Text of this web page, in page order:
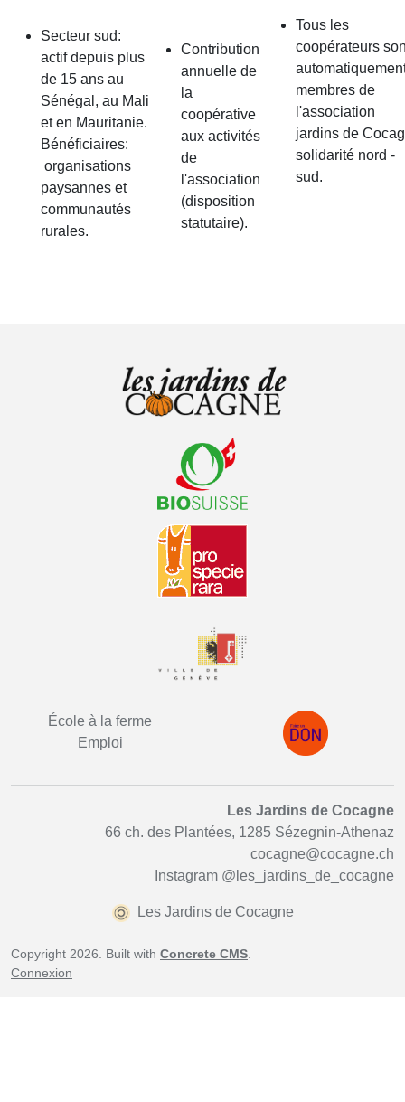
Secteur sud:
actif depuis plus
de 15 ans au
Sénégal, au Mali
et en Mauritanie.
Bénéficiaires:
organisations
paysannes et
communautés
rurales.
Contribution
annuelle de
la
coopérative
aux activités
de
l'association
(disposition
statutaire).
Tous les
coopérateurs
membres de
l'association
jardins de
solidarité nord -
sud.
École à la ferme
Emploi
Les Jardins de Cocagne
66 ch. des Plantées, 1285 Sézegnin-Athenaz
cocagne@cocagne.ch
Instagram @les_jardins_de_cocagne
Les Jardins de Cocagne
Copyright 2026. Built with Concrete CMS
Connexion